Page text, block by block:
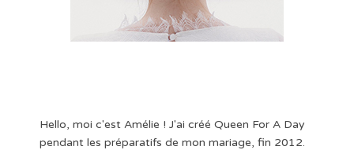
Hello, moi c'est Amélie ! J'ai créé Queen For A Day
pendant les préparatifs de mon mariage, fin 2012.